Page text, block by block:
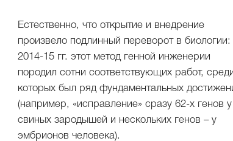
Естественно, что открытие и внедрение
произвело подлинный переворот в биологии:
2014-15 гг. этот метод генной инженерии
породил сотни соответствующих работ,
которых был ряд фундаментальных
(например, «исправление» сразу 62-х генов у
свиных зародышей и нескольких генов – у
эмбрионов человека).